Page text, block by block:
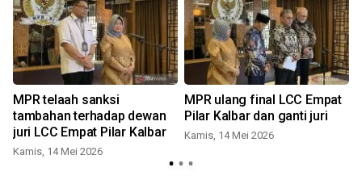
MPR telaah sanksi
tambahan terhadap dewan
juri LCC Empat Pilar Kalbar
Kamis, 14 Mei 2026
MPR ulang final LCC Empat
Pilar Kalbar dan ganti juri
Kamis, 14 Mei 2026